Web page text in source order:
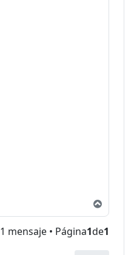
1 mensaje • Página1de1